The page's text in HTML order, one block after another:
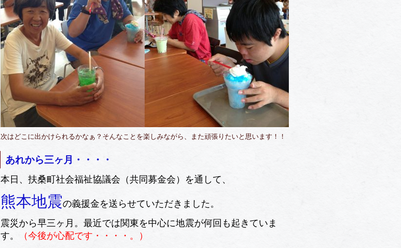
次はどこに出かけられるかなぁ？そんなことを楽しみながら、また頑張りたいと思います！！
あれから三ヶ月・・・・
本日、扶桑町社会福祉協議会（共同募金会）を通して、
熊本地震の義援金を送らせていただきました。
震災から早三ヶ月。最近では関東を中心に地震が何回も起きていま
す。
（今後が心配です・・・・。）